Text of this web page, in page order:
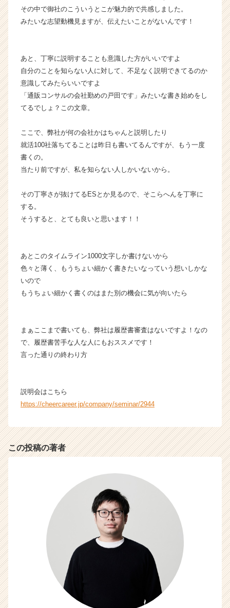
その中で御社のこういうとこが魅力的で共感しました。
みたいな志望動機見ますが、伝えたいことがないんです！
あと、丁寧に説明することも意識した方がいいですよ
自分のことを知らない人に対して、不足なく説明できてるのか
意識してみたらいいですよ
「通販コンサルの会社勤めの戸田です」みたいな書き始めをし
てるでしょ？この文章。
ここで、弊社が何の会社かはちゃんと説明したり
就活100社落ちてることは昨日も書いてるんですが、もう一度
書くの。
当たり前ですが、私を知らない人しかいないから。
その丁寧さが抜けてるESとか見るので、そこらへんを丁寧に
する。
そうすると、とても良いと思います！！
あとこのタイムライン1000文字しか書けないから
色々と薄く、もうちょい細かく書きたいなっていう想いしかな
いので
もうちょい細かく書くのはまた別の機会に気が向いたら
まぁここまで書いても、弊社は履歴書審査はないですよ！なの
で、履歴書苦手な人な人にもおススメです！
言った通りの終わり方
説明会はこちら
https://cheercareer.jp/company/seminar/2944
この投稿の著者